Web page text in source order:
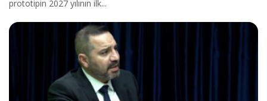
prototipin 2027 yılının ilk...